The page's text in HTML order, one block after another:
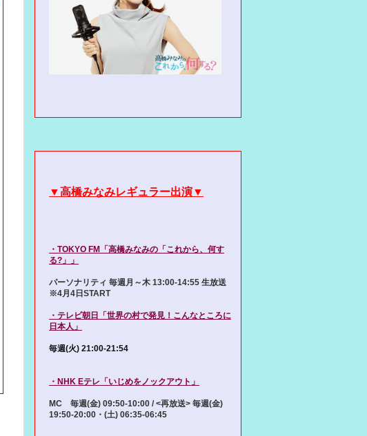
▼高橋みなみレギュラー出演▼
・TOKYO FM「高橋みなみの「これから、何す
る?」」
パーソナリティ 毎週月～木 13:00-14:55 生放送
※4月4日START
・テレビ朝日「世界の村で発見！こんなところに
日本人」
毎週(火) 21:00-21:54
・NHK Eテレ「いじめをノックアウト」
MC 毎週(金) 09:50-10:00 / <再放送> 毎週(金)
19:50-20:00・(土) 06:35-06:45